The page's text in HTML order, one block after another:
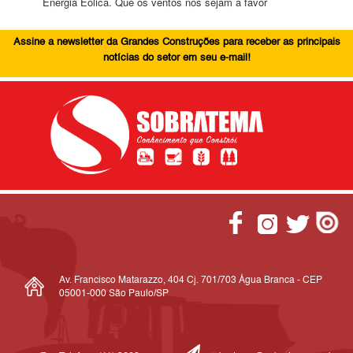
Assine a newsletter da Grandes Construções para receber as principais
notícias do setor em seu e-mail!
Av. Francisco Matarazzo, 404 Cj. 701/703 Água Branca - CEP
05001-000 São Paulo/SP